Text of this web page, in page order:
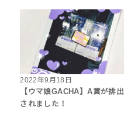
2022年9月18日
【ウマ娘GACHA】A賞が排出
されました！